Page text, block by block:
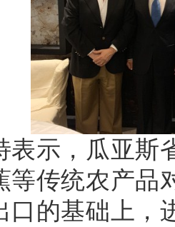
，瓜亚斯省
等传统农产品
口的基础上